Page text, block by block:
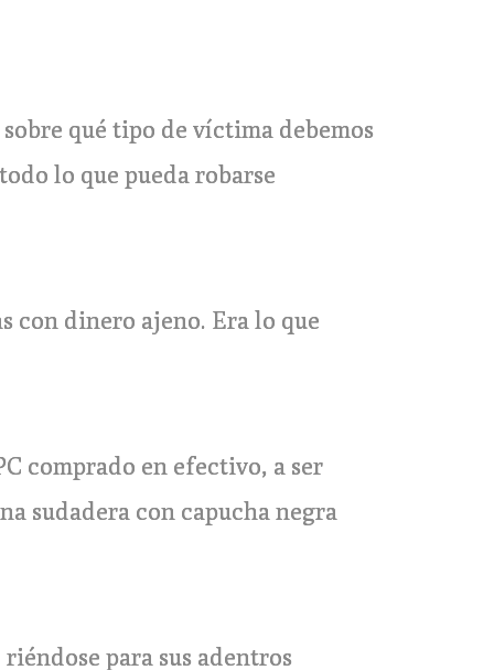
qué tipo de víctima debemos
lo que pueda robarse
con dinero ajeno. Era lo que
comprado en efectivo, a ser
sudadera con capucha negra
para sus adentros